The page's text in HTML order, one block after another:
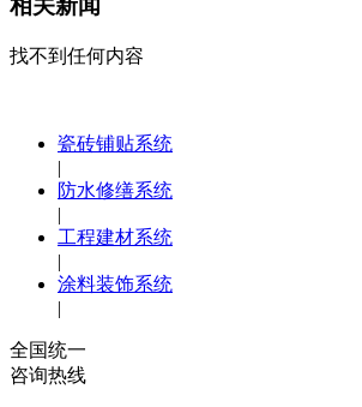
相关新闻
找不到任何内容
瓷砖铺贴系统
|
防水修缮系统
|
工程建材系统
|
涂料装饰系统
|
全国统一
咨询热线